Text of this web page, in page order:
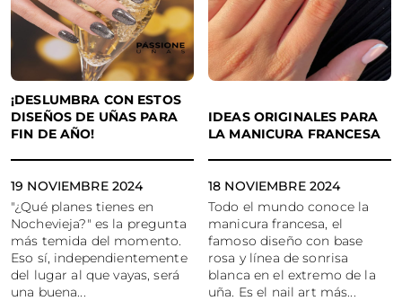
¡DESLUMBRA CON ESTOS
DISEÑOS DE UÑAS PARA
FIN DE AÑO!
19 NOVIEMBRE 2024
"¿Qué planes tienes en
Nochevieja?" es la pregunta
más temida del momento.
Eso sí, independientemente
del lugar al que vayas, será
una buena...
IDEAS ORIGINALES PARA
LA MANICURA FRANCESA
18 NOVIEMBRE 2024
Todo el mundo conoce la
manicura francesa, el
famoso diseño con base
rosa y línea de sonrisa
blanca en el extremo de la
uña. Es el nail art más...